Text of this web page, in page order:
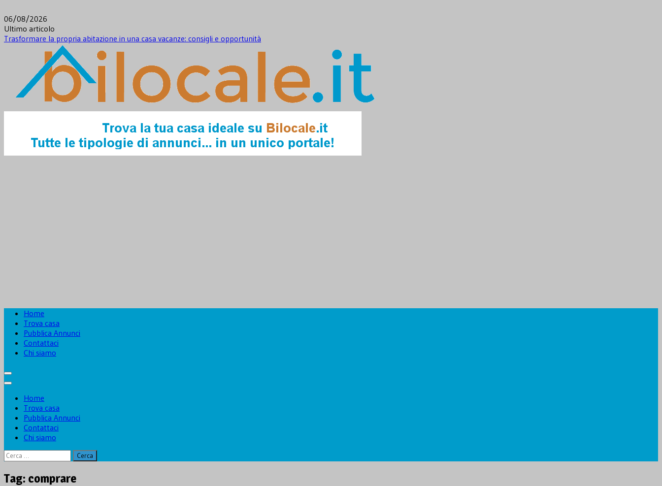
to
content
06/08/2026
Ultimo articolo
Trasformare la propria abitazione in una casa vacanze: consigli e opportunità
Notizie Immobiliari – Bilocale.it
Novità dal mondo immobiliare e non solo
Home
Trova casa
Pubblica Annunci
Contattaci
Chi siamo
Home
Trova casa
Pubblica Annunci
Contattaci
Chi siamo
Ricerca
per:
Tag: comprare